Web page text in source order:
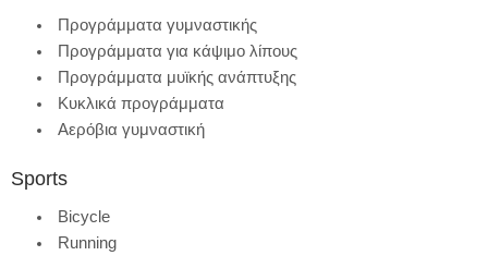
Προγράμματα γυμναστικής
Προγράμματα για κάψιμο λίπους
Προγράμματα μυϊκής ανάπτυξης
Κυκλικά προγράμματα
Αερόβια γυμναστική
Sports
Bicycle
Running